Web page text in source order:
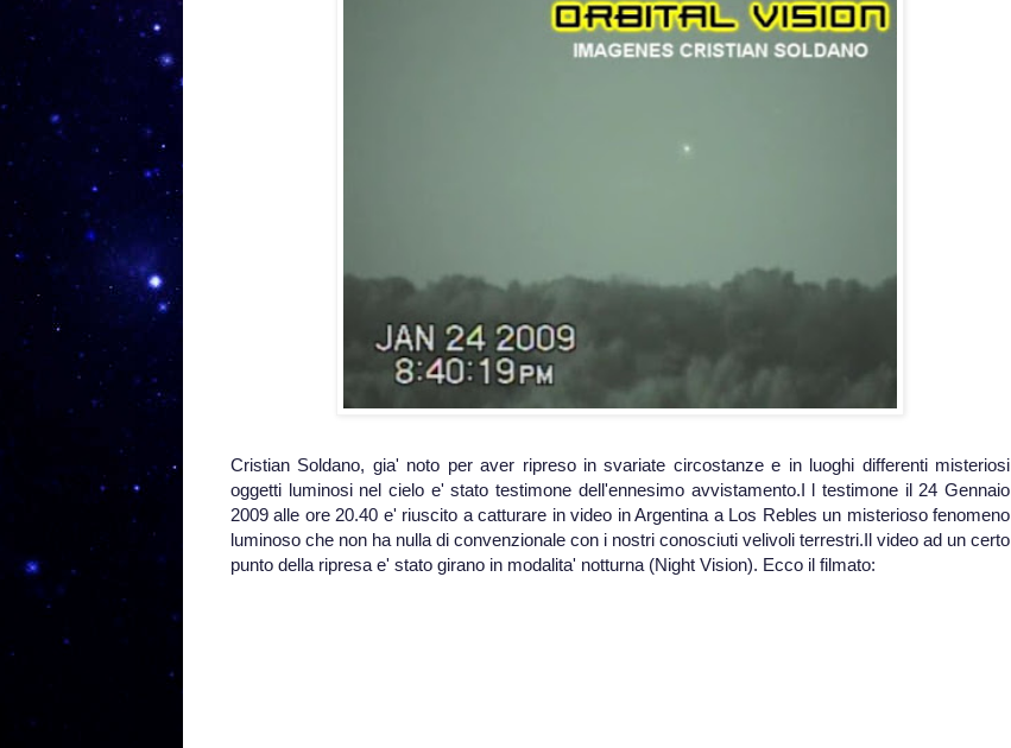
Cristian Soldano, gia' noto per aver ripreso in svariate circostanze e in luoghi differenti misteriosi
oggetti luminosi nel cielo e' stato testimone dell'ennesimo avvistamento.I l testimone il 24 Gennaio
2009 alle ore 20.40 e' riuscito a catturare in video in Argentina a Los Rebles un misterioso fenomeno
luminoso che non ha nulla di convenzionale con i nostri conosciuti velivoli terrestri.Il video ad un certo
punto della ripresa e' stato girano in modalita' notturna (Night Vision). Ecco il filmato: